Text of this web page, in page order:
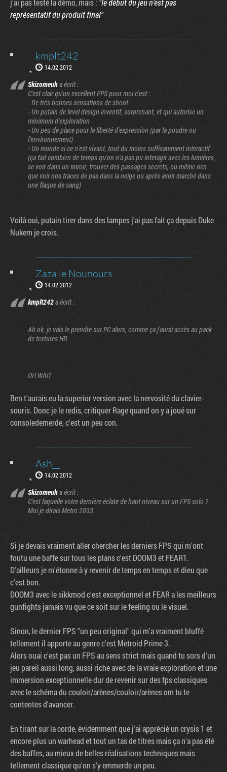
j'ai pas testé la démo, mais : "le début du jeu n'est pas
représentatif du produit final"
kmplt242
14.02.2012
Skizomeuha écrit :
C'est clair qu'un excellent FPS pour moi c'est :
- De très bonnes sensations de shoot
- Un putain de level design inventif, surprenant, et qui autorise un
minimum d'exploration
- Un peu de place pour la liberté d'expression (par la poudre ou
l'environnement)
- Un monde si ce n'est vivant, tout du moins suffisamment interactif
(ça fait combien de temps qu'on n'a pas pu interagir avec les lumières,
se voir dans un miroir, trouver des passages secrets, ou même rien
que voir nos traces de pas dans la neige ou après avoir marché dans
une flaque de sang)
Voilà oui, putain tirer dans des lampes j'ai pas fait ça depuis Duke
Nukem je crois.
Zaza le Nounours
14.02.2012
kmplt242a écrit :
Ah ok, je vais le prendre sur PC alors, comme ça j'aurai accès au pack
de textures HD
OH WAIT
Ben t'aurais eu la superior version avec la nervosité du clavier-
souris. Donc je le redis, critiquer Rage quand on y a joué sur
consoledemerde, c'est un peu con.
Ash__
14.02.2012
Skizomeuha écrit :
C'est laquelle votre dernière éclate de haut niveau sur un FPS solo ?
Moi je dirais Metro 2033.
Si je devais vraiment aller chercher les derniers FPS qui m'ont
foutu une baffe sur tous les plans c'est DOOM3 et FEAR1.
D'ailleurs je m'étonne à y revenir de temps en temps et dieu que
c'est bon.
DOOM3 avec le sikkmod c'est exceptionnel et FEAR a les meilleurs
gunfights jamais vu que ce soit sur le feeling ou le visuel.
Sinon, le dernier FPS "un peu original" qui m'a vraiment bluffé
tellement il apporte au genre c'est Metroid Prime 3.
Alors ouai c'est pas un FPS au sens strict mais quand tu sors d'un
jeu pareil aussi long, aussi riche avec de la vraie exploration et une
immersion exceptionnelle dur de revenir sur des fps classiques
avec le schéma du couloir/arènes/couloir/arènes om tu te
contentes d'avancer.
En tirant sur la corde, évidemment que j'ai apprécié un crysis 1 et
encore plus un warhead et tout un tas de titres mais ça n'a pas été
des baffes, au mieux de belles réalisations techniques mais
tellement classique qu'on s'y emmerde un peu.